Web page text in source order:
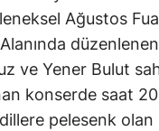
Ağustos
ve Yener Bulut
konserde saat
pelesenk olan